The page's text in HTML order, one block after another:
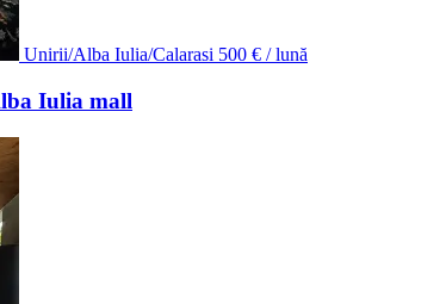
Unirii/Alba Iulia/Calarasi 500 € / lună
Iulia mall